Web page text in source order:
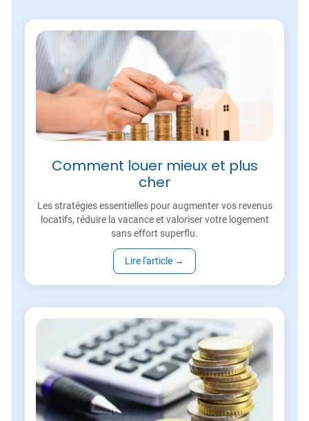
Comment louer mieux et plus
cher
Les stratégies essentielles pour augmenter vos revenus
locatifs, réduire la vacance et valoriser votre logement
sans effort superflu.
Lire l'article →